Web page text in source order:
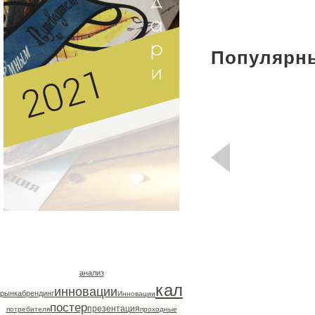
анализ
рынкабрендингинновацииИнновациикалендарь
потребителяпостерпрезентацияпроходные